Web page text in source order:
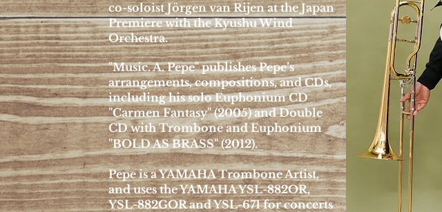
co-soloist Jörgen van Rijen at the Japan
Premiere with the Kyushu Wind
Orchestra.
"Music. A. Pepe" publishes Pepe’s
arrangements, compositions, and CDs,
including his solo Euphonium CD
"Carmen Fantasy" (2005) and Double
CD with Trombone and Euphonium
"BOLD AS BRASS" (2012).
Pepe is a YAMAHA Trombone Artist,
and uses the YAMAHA YSL-882OR,
YSL-882GOR and YSL-671 for concerts